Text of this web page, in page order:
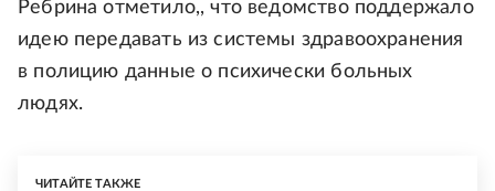
Ребрина отметило,, что ведомство поддержало
идею передавать из системы здравоохранения
в полицию данные о психически больных
людях.
ЧИТАЙТЕ ТАКЖЕ